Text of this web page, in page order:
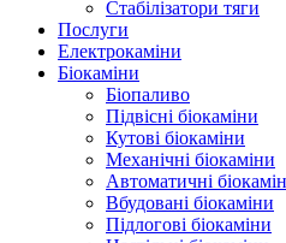
Стабілізатори тяги
Послуги
Електрокаміни
Біокаміни
Біопаливо
Підвісні біокаміни
Кутові біокаміни
Механічні біокаміни
Автоматичні
Вбудовані біокаміни
Підлогові біокаміни